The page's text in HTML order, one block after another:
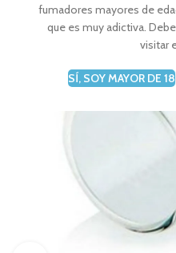
fumadores mayores de
que es muy adictiva.
visitar
SÍ, SOY MAYOR DE 18